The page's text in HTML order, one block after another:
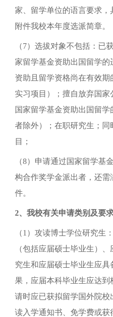
家、留学单位的语言要求
附件我校本年度选派简章。
（7）选拔对象不包括：已
家留学基金资助出国留学
资助且留学资格尚在有效
实习项目）；擅自放弃国
国家留学基金资助出国留
者除外）；在职研究生；
目；
（8）申请通过国家留学基
构合作奖学金派出者，还
件。
2、我校有关申请类别及要
（1 ）攻读博士学位研究生
（包括应届硕士毕业生）
究生和应届硕士毕业生应
果，应届本科毕业生应达
请时应已获拟留学国外院
读入学通知书、免学费或